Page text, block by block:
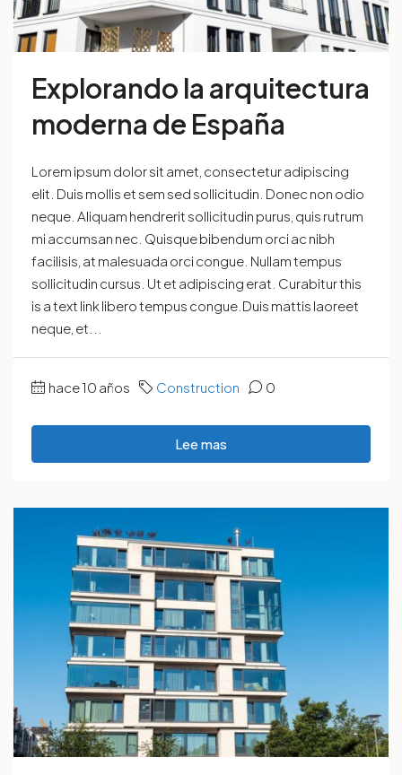
Explorando la arquitectura
moderna de España
Lorem ipsum dolor sit amet, consectetur adipiscing
elit. Duis mollis et sem sed sollicitudin. Donec non odio
neque. Aliquam hendrerit sollicitudin purus, quis rutrum
mi accumsan nec. Quisque bibendum orci ac nibh
facilisis, at malesuada orci congue. Nullam tempus
sollicitudin cursus. Ut et adipiscing erat. Curabitur this
is a text link libero tempus congue.Duis mattis laoreet
neque, et...
hace 10 años Construction 0
Lee mas